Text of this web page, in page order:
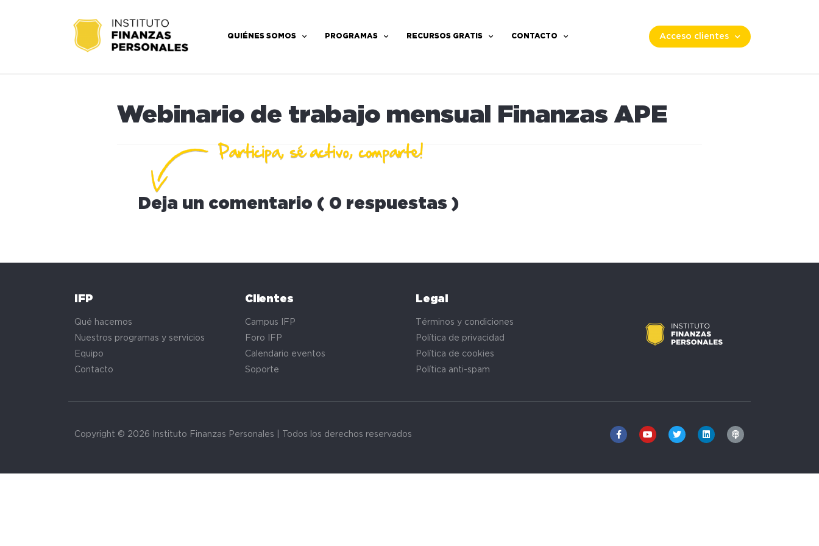
QUIÉNES SOMOS PROGRAMAS RECURSOS GRATIS CONTACTO Acceso clientes
Webinario de trabajo mensual Finanzas APE
Deja un comentario ( 0 respuestas )
IFP
Qué hacemos
Nuestros programas y servicios
Equipo
Contacto
Clientes
Campus IFP
Foro IFP
Calendario eventos
Soporte
Legal
Términos y condiciones
Política de privacidad
Política de cookies
Política anti-spam
Copyright © 2026 Instituto Finanzas Personales | Todos los derechos reservados